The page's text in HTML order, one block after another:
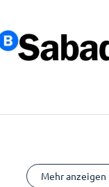
Mehr anzeigen